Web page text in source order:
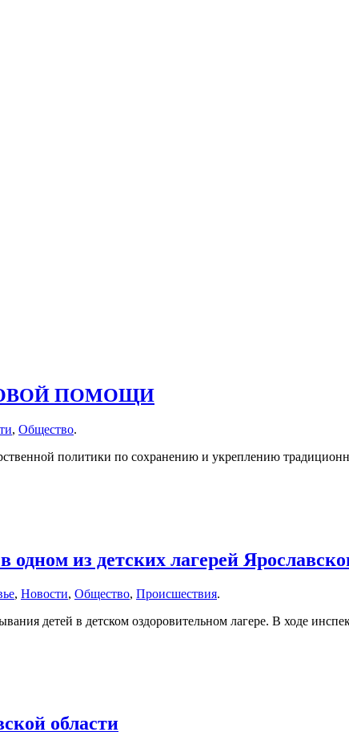
ПОМОЩИ
, Общество.
политики по сохранению и укреплению
одном из детских лагерей
, Новости, Общество, Происшествия.
детей в детском оздоровительном лагере. В ходе
области